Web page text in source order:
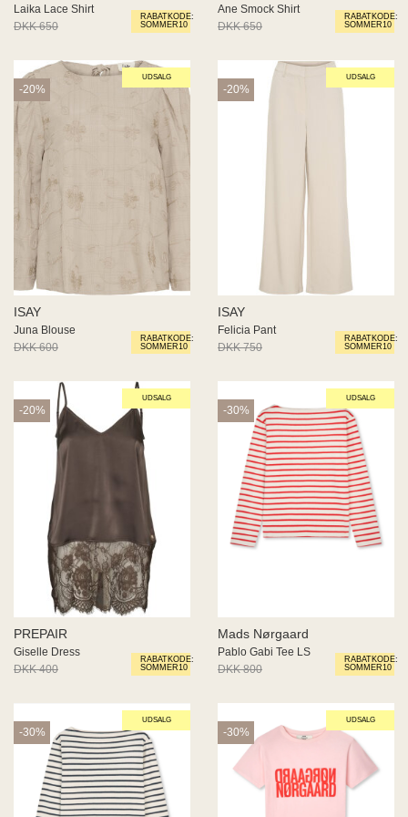
RABATKODE:
SOMMER10
Laika Lace Shirt
DKK 650
DKK 520
RABATKODE:
SOMMER10
Ane Smock Shirt
DKK 650
DKK 520
UDSALG
RABATKODE:
SOMMER10
-20%
ISAY
Juna Blouse
DKK 600
DKK 480
UDSALG
RABATKODE:
SOMMER10
-20%
ISAY
Felicia Pant
DKK 750
DKK 600
UDSALG
RABATKODE:
SOMMER10
-20%
PREPAIR
Giselle Dress
DKK 400
DKK 320
UDSALG
RABATKODE:
SOMMER10
-30%
Mads Nørgaard
Pablo Gabi Tee LS
DKK 800
DKK 560
UDSALG
-30%
UDSALG
-30%